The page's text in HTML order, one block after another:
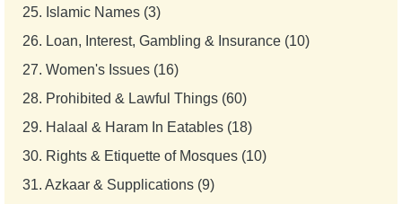
25. Islamic Names (3)
26. Loan, Interest, Gambling & Insurance (10)
27. Women's Issues (16)
28. Prohibited & Lawful Things (60)
29. Halaal & Haram In Eatables (18)
30. Rights & Etiquette of Mosques (10)
31. Azkaar & Supplications (9)